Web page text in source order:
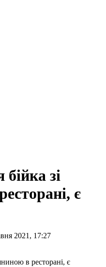
зі
є
2021, 17:27